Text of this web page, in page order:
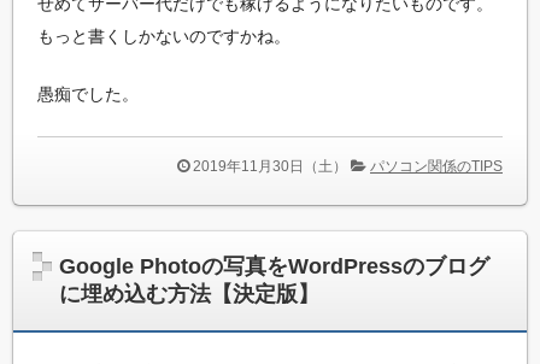
もっと書くしかないのですかね。
愚痴でした。
2019年11月30日（土） パソコン関係のTIPS
Google Photoの写真をWordPressのブログ
に埋め込む方法【決定版】